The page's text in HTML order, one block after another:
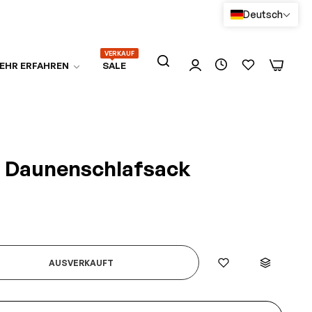
ERFAHREN SALE
VERKAUF
0 0
Daunenschlafsack
AUSVERKAUFT
Deutsch